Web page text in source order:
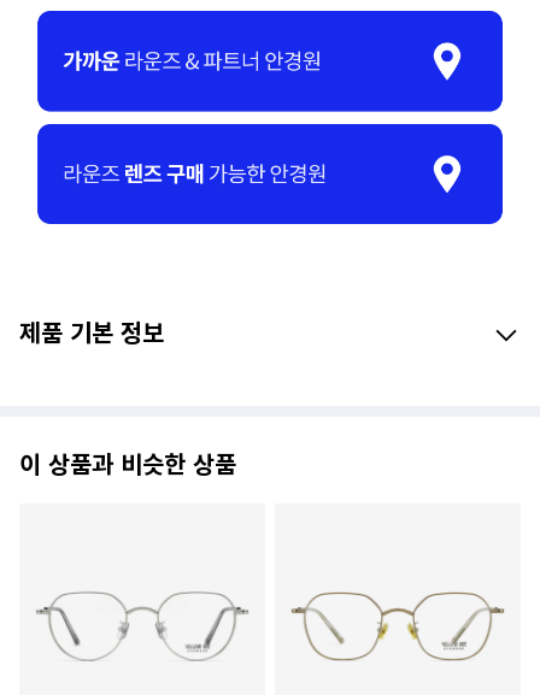
제품 기본 정보
이 상품과 비슷한 상품